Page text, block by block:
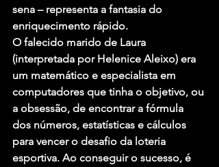
sena – representa a fantasia do
enriquecimento rápido.
O falecido marido de Laura
(interpretada por Helenice Aleixo) era
um matemático e especialista em
computadores que tinha o objetivo, ou
a obsessão, de encontrar a fórmula
dos números, estatísticas e cálculos
para vencer o desafio da loteria
esportiva. Ao conseguir o sucesso, é